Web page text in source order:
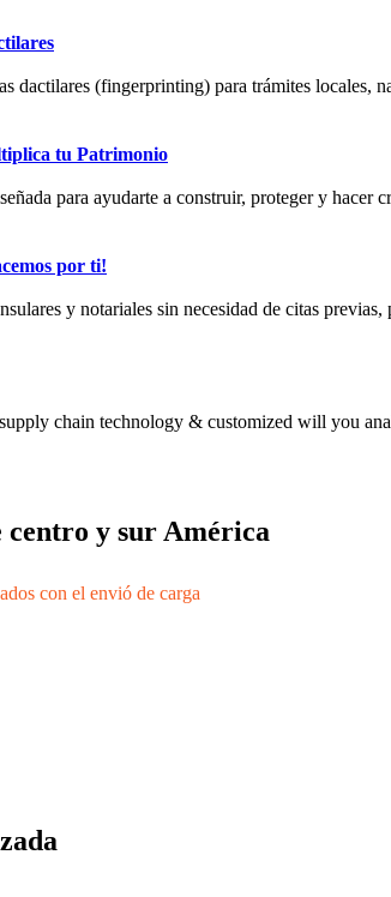
dactilares (fingerprinting) para trámites locales,
tu Patrimonio
para ayudarte a construir, proteger y hacer
por ti!
y notariales sin necesidad de citas
chain technology & customized will you
centro y sur América
con el envió de carga